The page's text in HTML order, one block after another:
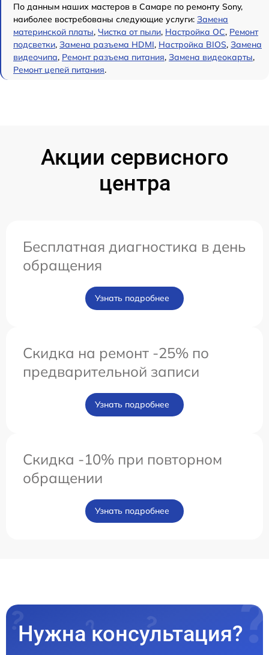
По данным наших мастеров в Самаре по ремонту Sony,
наиболее востребованы следующие услуги: Замена
материнской платы, Чистка от пыли, Настройка ОС, Ремонт
подсветки, Замена разъема HDMI, Настройка BIOS, Замена
видеочипа, Ремонт разъема питания, Замена видеокарты,
Ремонт цепей питания.
Акции сервисного
центра
Бесплатная диагностика в день
обращения
Узнать подробнее
Скидка на ремонт -25% по
предварительной записи
Узнать подробнее
Скидка -10% при повторном
обращении
Узнать подробнее
Нужна консультация?